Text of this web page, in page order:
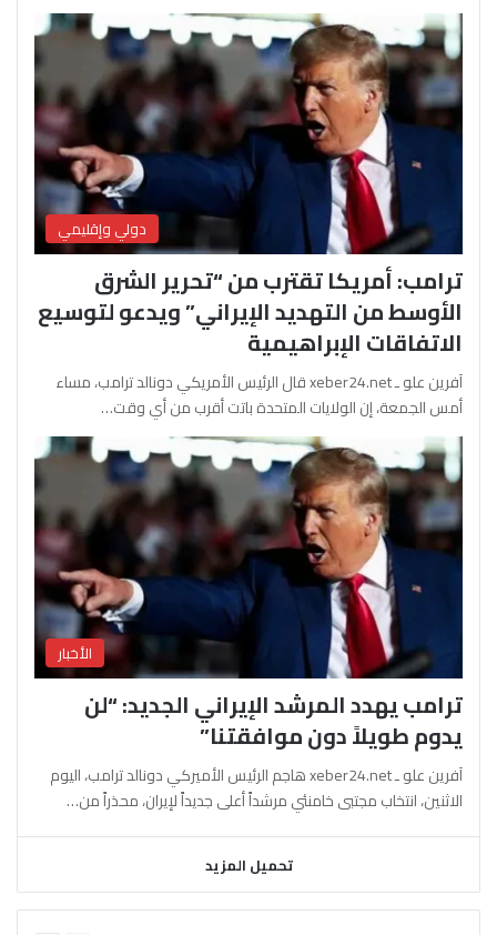
دولي وإقليمي
ترامب: أمريكا تقترب من “تحرير الشرق
الأوسط من التهديد الإيراني” ويدعو لتوسيع
الاتفاقات الإبراهيمية
آفرين علو ـ xeber24.net قال الرئيس الأمريكي دونالد ترامب، مساء
أمس الجمعة، إن الولايات المتحدة باتت أقرب من أي وقت…
الأخبار
ترامب يهدد المرشد الإيراني الجديد: “لن
يدوم طويلاً دون موافقتنا”
آفرين علو ـ xeber24.net هاجم الرئيس الأميركي دونالد ترامب، اليوم
الاثنين، انتخاب مجتبى خامنئي مرشداً أعلى جديداً لإيران، محذراً من…
تحميل المزيد